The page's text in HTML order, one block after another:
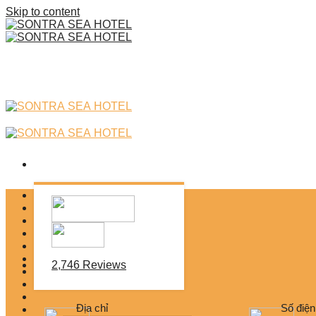
Skip to content
2,746 Reviews
Địa chỉ Số
Trang chủ
Giới thiệu
Phòng & Căn hộ
Dịch vụ khách sạn
SONTRA MINI MART 24H
SỰ KIỆN
Điểm đến